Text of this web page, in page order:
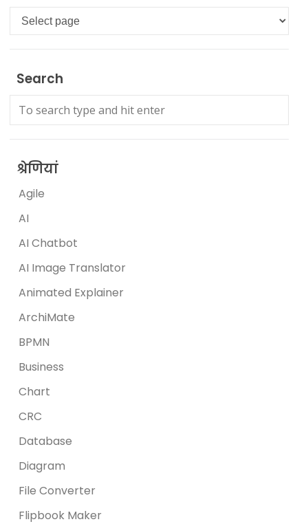
Languages
Search
श्रेणियां
Agile
AI
AI Chatbot
AI Image Translator
Animated Explainer
ArchiMate
BPMN
Business
Chart
CRC
Database
Diagram
File Converter
Flipbook Maker